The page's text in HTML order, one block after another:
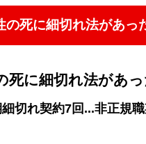
の死に細切れ法があっ
死に細切れ法があっ
切れ契約7回...非正規